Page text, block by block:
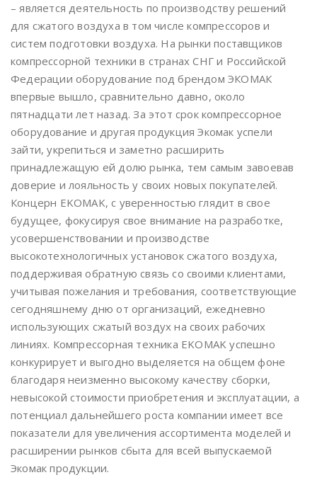
– является деятельность по производству решений
для сжатого воздуха в том числе компрессоров и
систем подготовки воздуха. На рынки поставщиков
компрессорной техники в странах СНГ и Российской
Федерации оборудование под брендом ЭКОМАК
впервые вышло, сравнительно давно, около
пятнадцати лет назад. За этот срок компрессорное
оборудование и другая продукция Экомак успели
зайти, укрепиться и заметно расширить
принадлежащую ей долю рынка, тем самым завоевав
доверие и лояльность у своих новых покупателей.
Концерн EKOMAK, с уверенностью глядит в свое
будущее, фокусируя свое внимание на разработке,
усовершенствовании и производстве
высокотехнологичных установок сжатого воздуха,
поддерживая обратную связь со своими клиентами,
учитывая пожелания и требования, соответствующие
сегодняшнему дню от организаций, ежедневно
использующих сжатый воздух на своих рабочих
линиях. Компрессорная техника EKOMAK успешно
конкурирует и выгодно выделяется на общем фоне
благодаря неизменно высокому качеству сборки,
невысокой стоимости приобретения и эксплуатации, а
потенциал дальнейшего роста компании имеет все
показатели для увеличения ассортимента моделей и
расширении рынков сбыта для всей выпускаемой
Экомак продукции.